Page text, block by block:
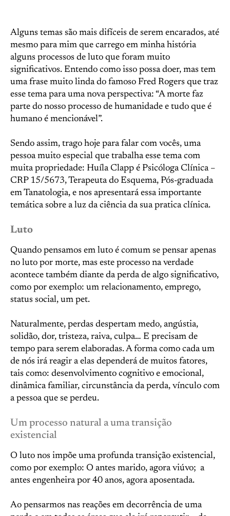
Alguns temas são mais difíceis de serem encarados, até
mesmo para mim que carrego em minha história
alguns processos de luto que foram muito
significativos. Entendo como isso possa doer, mas tem
uma frase muito linda do famoso Fred Rogers que traz
esse tema para uma nova perspectiva: “A morte faz
parte do nosso processo de humanidade e tudo que é
humano é mencionável”.
Sendo assim, trago hoje para falar com vocês, uma
pessoa muito especial que trabalha esse tema com
muita propriedade: Huíla Clapp é Psicóloga Clínica –
CRP 15/5673, Terapeuta do Esquema, Pós-graduada
em Tanatologia, e nos apresentará essa importante
temática sobre a luz da ciência da sua pratica clínica.
Luto
Quando pensamos em luto é comum se pensar apenas
no luto por morte, mas este processo na verdade
acontece também diante da perda de algo significativo,
como por exemplo: um relacionamento, emprego,
status social, um pet.
Naturalmente, perdas despertam medo, angústia,
solidão, dor, tristeza, raiva, culpa… E precisam de
tempo para serem elaboradas. A forma como cada um
de nós irá reagir a elas dependerá de muitos fatores,
tais como: desenvolvimento cognitivo e emocional,
dinâmica familiar, circunstância da perda, vínculo com
a pessoa que se perdeu.
Um processo natural a uma transição
existencial
O luto nos impõe uma profunda transição existencial,
como por exemplo: O antes marido, agora viúvo; a
antes engenheira por 40 anos, agora aposentada.
Ao pensarmos nas reações em decorrência de uma